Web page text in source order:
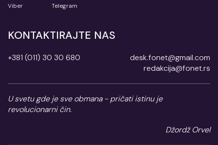
Viber Telegram
KONTAKTIRAJTE NAS
+381 (011) 30 30 680
desk.fonet@gmail.com
redakcija@fonet.rs
U svetu gde je sve obmana - pričati istinu je
revolucionarni čin.
Džordž Orvel